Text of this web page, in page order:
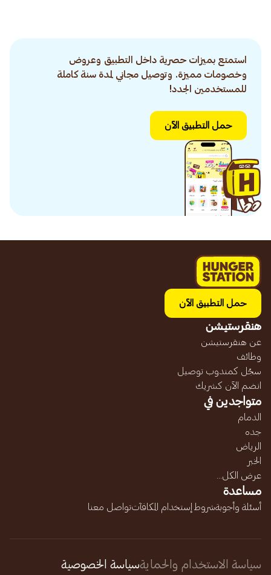
استمتع بميزات حصرية داخل التطبيق وعروض
وخصومات مميزة. وتوصيل مجاني لمدة سنة كاملة
للمستخدمين الجدد!
حمل التطبيق الآن
حمل التطبيق الآن
هنقرستيشن
عن هنقرستيشن
وظائف
سجّل كمندوب توصيل
انضم الآن كشريك
متواجدين في
الدمام
جده
الرياض
الخبر
عرض الكل...
مساعدة
أسئلة وأجوبةشروط إستخدام المكافآتتواصل معنا
سياسة الاستخدام والحمايةسياسة الخصوصية